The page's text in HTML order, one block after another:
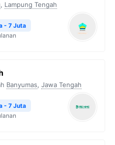
, Lampung Tengah
- 7 Juta
Banyumas, Jawa Tengah
- 7 Juta